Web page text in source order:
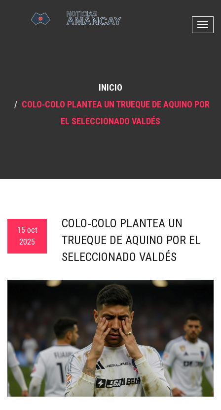
N
i
a
INICIO
COLO‑COLO PLANTEA UN TRUEQUE DE AQUINO POR
EL SELECCIONADO VALDÉS
15 oct
2025
COLO‑COLO PLANTEA UN
TRUEQUE DE AQUINO POR EL
SELECCIONADO VALDÉS